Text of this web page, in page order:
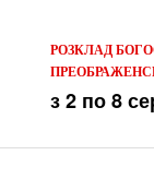
РОЗКЛАД
з 2 по 8